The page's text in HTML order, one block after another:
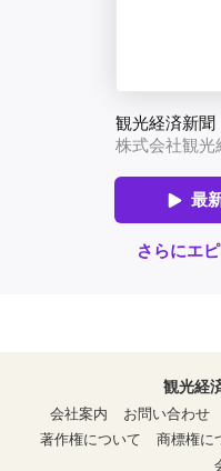
観光経
会社案内
お問い合わせ
著作権について
商標権に